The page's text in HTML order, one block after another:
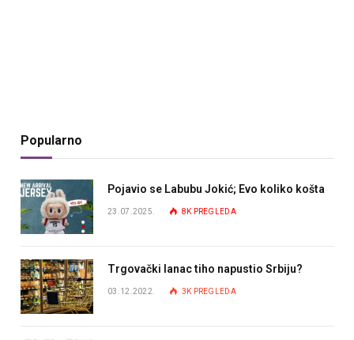
Popularno
Pojavio se Labubu Jokić; Evo koliko košta
23.07.2025. 8K PREGLEDA
Trgovački lanac tiho napustio Srbiju?
03.12.2022. 3K PREGLEDA